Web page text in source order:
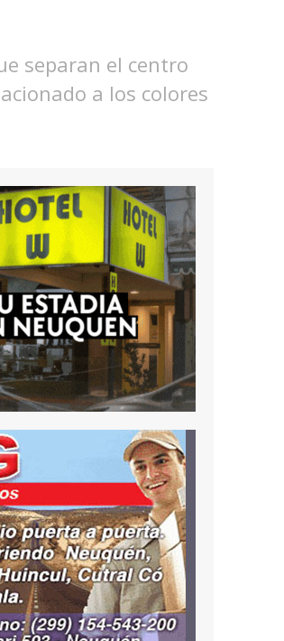
separan el centro
a los colores